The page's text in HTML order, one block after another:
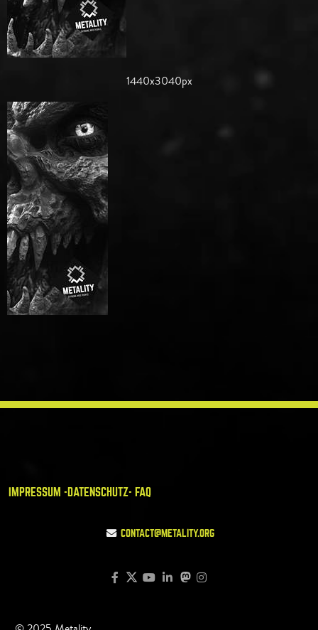
1440x3040px
IMPRESSUM -DATENSCHUTZ- FAQ
CONTACT@METALITY.ORG